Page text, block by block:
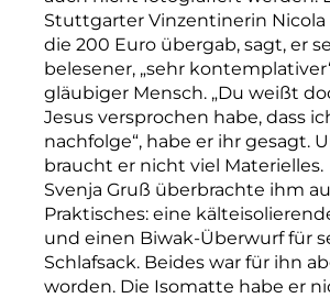
Stuttgarter Vinzentinerin Nicola
die 200 Euro übergab, sagt, er
belesener, „sehr
gläubiger Mensch. „Du weißt
Jesus versprochen habe, dass
nachfolge“, habe er ihr gesagt.
braucht er nicht viel Materielles.
Svenja Gruß überbrachte ihm
Praktisches: eine
und einen Biwak-Überwurf für
Schlafsack. Beides war für ihn
worden. Die Isomatte habe er